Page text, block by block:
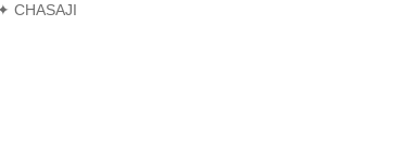
CHASAJI